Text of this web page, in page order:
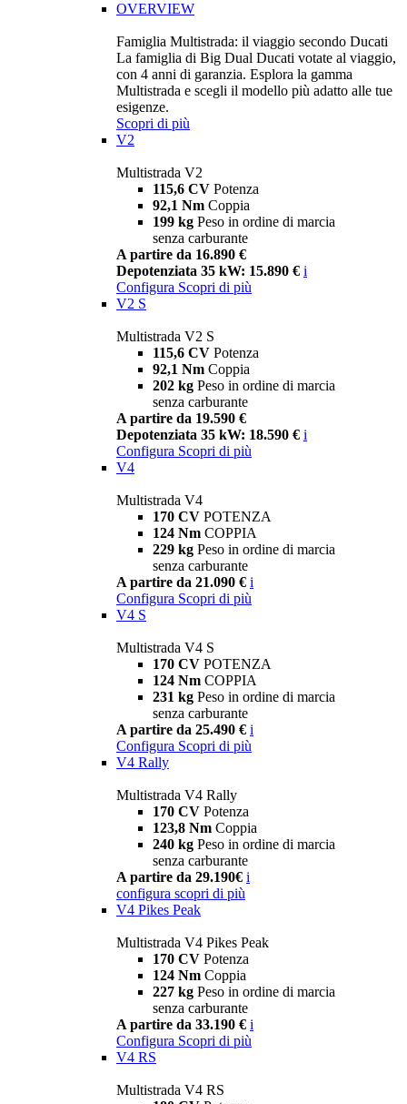
OVERVIEW
Famiglia Multistrada: il viaggio secondo Ducati
La famiglia di Big Dual Ducati votate al viaggio,
con 4 anni di garanzia. Esplora la gamma
Multistrada e scegli il modello più adatto alle tue
esigenze.
Scopri di più
V2
Multistrada V2
115,6 CV Potenza
92,1 Nm Coppia
199 kg Peso in ordine di marcia
senza carburante
A partire da 16.890 €
Depotenziata 35 kW: 15.890 € i
Configura Scopri di più
V2 S
Multistrada V2 S
115,6 CV Potenza
92,1 Nm Coppia
202 kg Peso in ordine di marcia
senza carburante
A partire da 19.590 €
Depotenziata 35 kW: 18.590 € i
Configura Scopri di più
V4
Multistrada V4
170 CV POTENZA
124 Nm COPPIA
229 kg Peso in ordine di marcia
senza carburante
A partire da 21.090 € i
Configura Scopri di più
V4 S
Multistrada V4 S
170 CV POTENZA
124 Nm COPPIA
231 kg Peso in ordine di marcia
senza carburante
A partire da 25.490 € i
Configura Scopri di più
V4 Rally
Multistrada V4 Rally
170 CV Potenza
123,8 Nm Coppia
240 kg Peso in ordine di marcia
senza carburante
A partire da 29.190€ i
configura scopri di più
V4 Pikes Peak
Multistrada V4 Pikes Peak
170 CV Potenza
124 Nm Coppia
227 kg Peso in ordine di marcia
senza carburante
A partire da 33.190 € i
Configura Scopri di più
V4 RS
Multistrada V4 RS